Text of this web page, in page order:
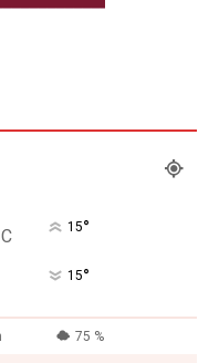
C 15°
15°
75 %